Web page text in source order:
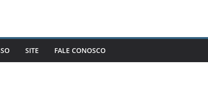
SITE FALE CONOSCO